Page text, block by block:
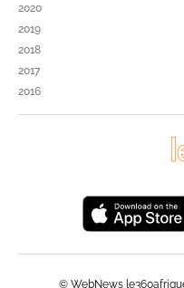
2020
2019
2018
2017
2016
© WebNews